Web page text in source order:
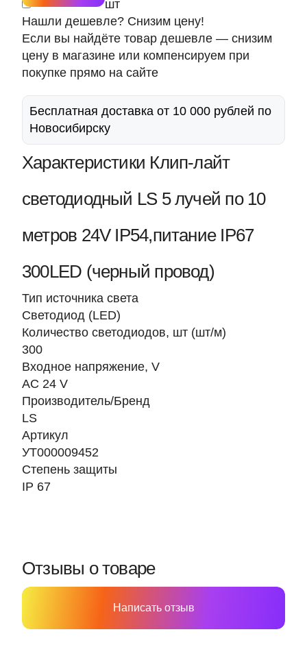
шт
Нашли дешевле? Снизим цену!
Если вы найдёте товар дешевле — снизим
цену в магазине или компенсируем при
покупке прямо на сайте
Бесплатная доставка от 10 000 рублей по
Новосибирску
Характеристики Клип-лайт
светодиодный LS 5 лучей по 10
метров 24V IP54,питание IP67
300LED (черный провод)
Тип источника света
Светодиод (LED)
Количество светодиодов, шт (шт/м)
300
Входное напряжение, V
AC 24 V
Производитель/Бренд
LS
Артикул
УТ000009452
Степень защиты
IP 67
Отзывы о товаре
Написать отзыв